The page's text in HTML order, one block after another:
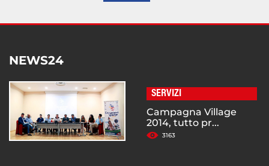
NEWS24
SERVIZI
Campagna Village
2014, tutto pr...
3163